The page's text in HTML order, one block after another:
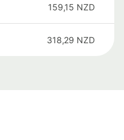
159,15 NZD
318,29 NZD